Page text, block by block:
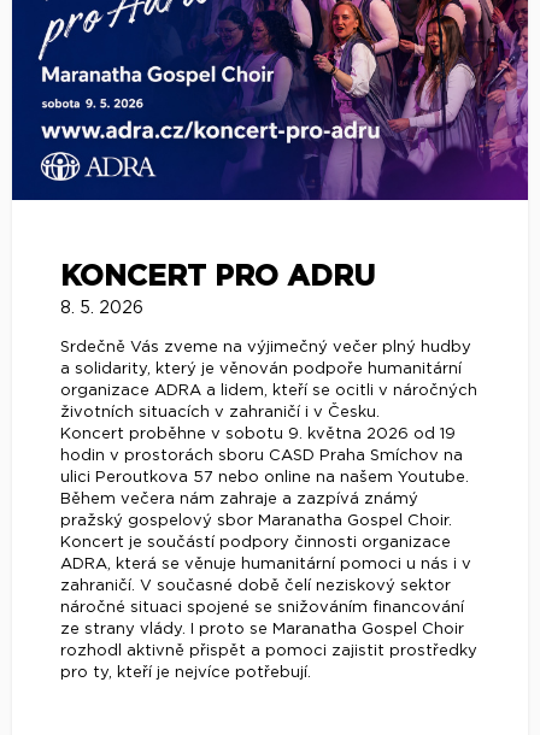
KONCERT PRO ADRU
8. 5. 2026
Srdečně Vás zveme na výjimečný večer plný hudby
a solidarity, který je věnován podpoře humanitární
organizace ADRA a lidem, kteří se ocitli v náročných
životních situacích v zahraničí i v Česku.
Koncert proběhne v sobotu 9. května 2026 od 19
hodin v prostorách sboru CASD Praha Smíchov na
ulici Peroutkova 57 nebo online na našem Youtube.
Během večera nám zahraje a zazpívá známý
pražský gospelový sbor Maranatha Gospel Choir.
Koncert je součástí podpory činnosti organizace
ADRA, která se věnuje humanitární pomoci u nás i v
zahraničí. V současné době čelí neziskový sektor
náročné situaci spojené se snižováním financování
ze strany vlády. I proto se Maranatha Gospel Choir
rozhodl aktivně přispět a pomoci zajistit prostředky
pro ty, kteří je nejvíce potřebují.